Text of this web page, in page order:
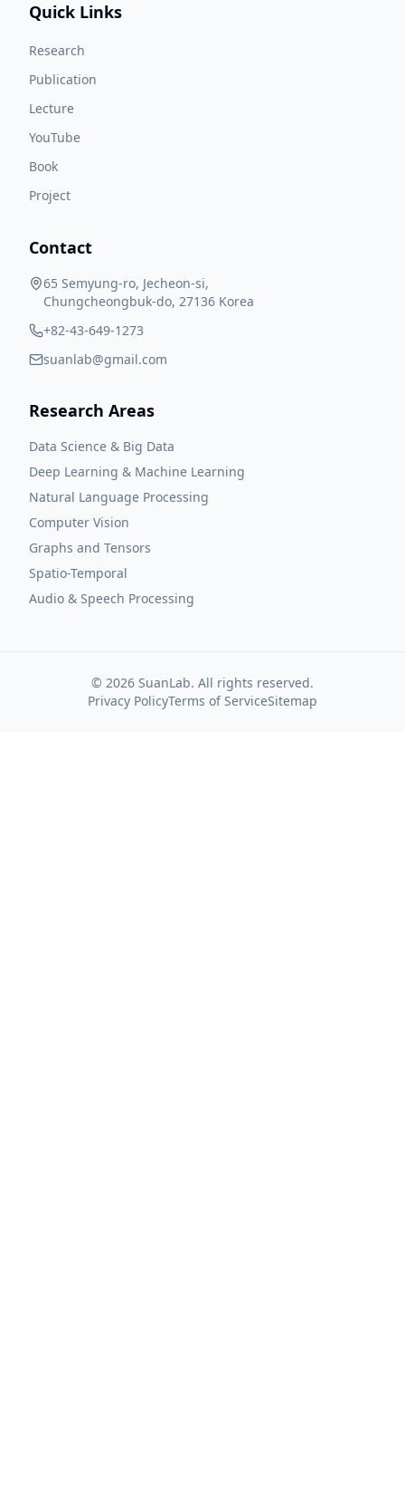
Quick Links
Research
Publication
Lecture
YouTube
Book
Project
Contact
65 Semyung-ro, Jecheon-si,
Chungcheongbuk-do, 27136 Korea
+82-43-649-1273
suanlab@gmail.com
Research Areas
Data Science & Big Data
Deep Learning & Machine Learning
Natural Language Processing
Computer Vision
Graphs and Tensors
Spatio-Temporal
Audio & Speech Processing
© 2026 SuanLab. All rights reserved.
Privacy PolicyTerms of ServiceSitemap